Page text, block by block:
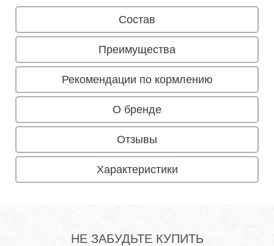
Состав
Преимущества
Рекомендации по кормлению
О бренде
Отзывы
Характеристики
НЕ ЗАБУДЬТЕ КУПИТЬ